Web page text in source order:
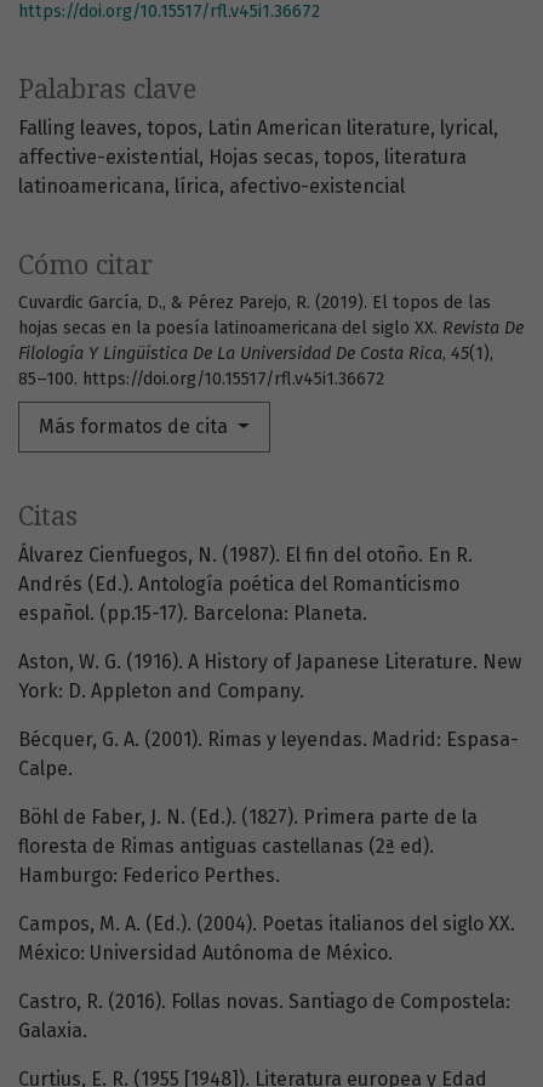
Palabras clave
Falling leaves topos Latin American literature lyrical
affective-existential Hojas secas topos literatura
latinoamericana lírica afectivo-existencial
Cómo citar
Cuvardic García, D., & Pérez Parejo, R. (2019). El topos de las
hojas secas en la poesía latinoamericana del siglo XX. Revista De
Filología Y Lingüística De La Universidad De Costa Rica, 45(1),
85–100. https://doi.org/10.15517/rfl.v45i1.36672
Más formatos de cita
https://doi.org/10.15517/rfl.v45i1.36672
Citas
Álvarez Cienfuegos, N. (1987). El fin del otoño. En R.
Andrés (Ed.). Antología poética del Romanticismo
español. (pp.15-17). Barcelona: Planeta.
Aston, W. G. (1916). A History of Japanese Literature. New
York: D. Appleton and Company.
Bécquer, G. A. (2001). Rimas y leyendas. Madrid: Espasa-
Calpe.
Böhl de Faber, J. N. (Ed.). (1827). Primera parte de la
floresta de Rimas antiguas castellanas (2ª ed).
Hamburgo: Federico Perthes.
Campos, M. A. (Ed.). (2004). Poetas italianos del siglo XX.
México: Universidad Autónoma de México.
Castro, R. (2016). Follas novas. Santiago de Compostela:
Galaxia.
Curtius, E. R. (1955 [1948]). Literatura europea y Edad